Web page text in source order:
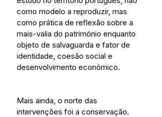
como modelo a reproduzir, mas
como prática de reflexão sobre a
mais-valia do património enquanto
objeto de salvaguarda e fator de
identidade, coesão social e
desenvolvimento económico.
Mais ainda, o norte das
intervenções foi a conservação.